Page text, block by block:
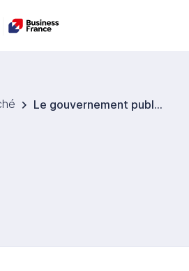
Le gouvernement publie son plan quinquennal pour la transformation du système de transports irlandais